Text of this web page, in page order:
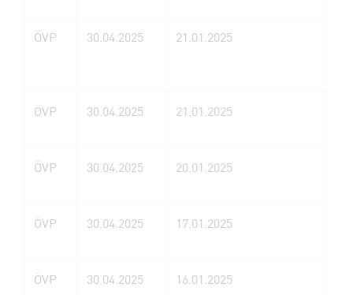
ÖVP 30.04.2025 21.01.2025
ÖVP
30.04.2025 21.01.2025
ÖVP
30.04.2025 20.01.2025
ÖVP 30.04.2025 17.01.2025
ÖVP
30.04.2025 16.01.2025